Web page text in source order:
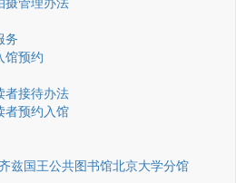
务
馆预约
者接待办法
者预约入馆
兹国王公共图书馆北京大学分馆